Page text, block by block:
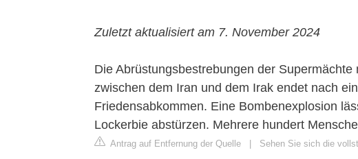
Zuletzt aktualisiert am 7. November 2024
Die Abrüstungsbestrebungen der
zwischen dem Iran und dem Irak endet nach
Friedensabkommen. Eine Bombenexplosion
Lockerbie abstürzen. Mehrere hundert
Antrag auf Entfernung der Quelle Sehen Sie sich die